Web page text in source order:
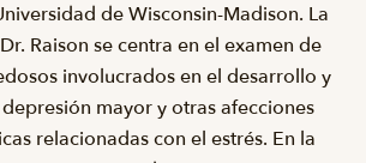
de Wisconsin-Madison. La
Raison se centra en el examen de
involucrados en el desarrollo y
mayor y otras afecciones
relacionadas con el estrés. En la